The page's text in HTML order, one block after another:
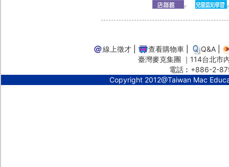
線上徵才 查看購物車 Q&A
臺灣麥克集團 ｜114台北
電話︰+886-2-
Copyright 2012@Taiwan Mac